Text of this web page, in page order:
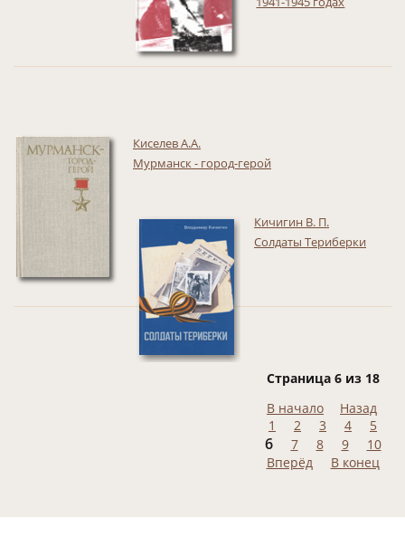
Киселев А.А.
Мурманск - город-герой
Кичигин В. П.
Солдаты Териберки
Страница 6 из 18
В начало
Назад
1
2 3 4 5
6 7 8 9
10
Вперёд
В конец